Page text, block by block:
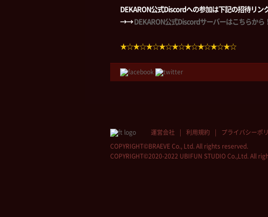
DEKARON公式Discordへの参加は下記の招待リン
→→DEKARON公式Discordサーバーはこちらから！
★☆★☆★☆★☆★☆★☆★☆★☆★☆
運営会社 利用規約 プライバシーポ
COPYRIGHT©BRAEVE Co., Ltd. All rights reserved.
COPYRIGHT©2020-2022 UBIFUN STUDIO Co.,Ltd. All